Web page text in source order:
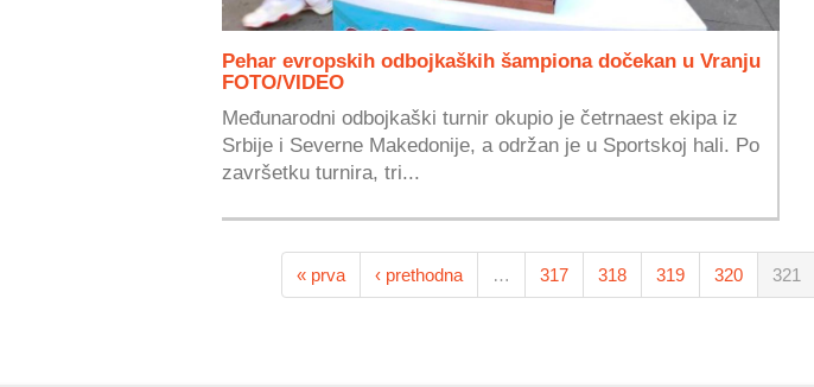
Pehar evropskih odbojkaških šampiona dočekan u Vranju
FOTO/VIDEO
Međunarodni odbojkaški turnir okupio je četrnaest ekipa iz
Srbije i Severne Makedonije, a održan je u Sportskoj hali. Po
završetku turnira, tri...
« prva ‹ prethodna … 317 318 319 320 321